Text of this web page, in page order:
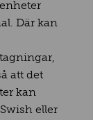
Där kan
att det
kan
eller